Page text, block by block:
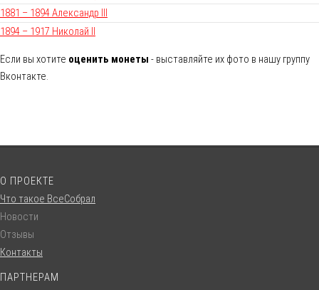
1881 – 1894 Александр III
1894 – 1917 Николай II
Если вы хотите оценить монеты - выставляйте их фото в нашу группу
Вконтакте.
О ПРОЕКТЕ
Что такое ВсеСобрал
Новости
Отзывы
Контакты
ПАРТНЕРАМ